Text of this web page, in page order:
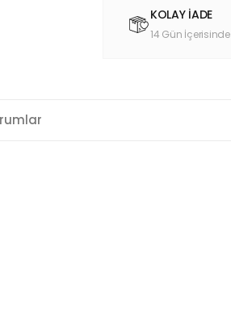
KOLAY İADE
14 Gün İçerisinde